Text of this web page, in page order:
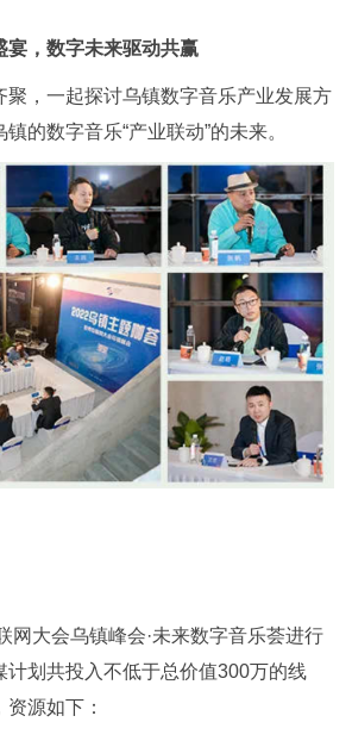
宴，数字未来驱动共赢
聚，一起探讨乌镇数字音乐产业发展方
的数字音乐“产业联动”的未来。
网大会乌镇峰会·未来数字音乐荟进行
计划共投入不低于总价值300万的线
资源如下：